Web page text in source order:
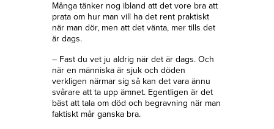
Många tänker nog ibland att det vore bra att
prata om hur man vill ha det rent praktiskt
när man dör, men att det vänta, mer tills det
är dags.
– Fast du vet ju aldrig när det är dags. Och
när en människa är sjuk och döden
verkligen närmar sig så kan det vara ännu
svårare att ta upp ämnet. Egentligen är det
bäst att tala om död och begravning när man
faktiskt mår ganska bra.